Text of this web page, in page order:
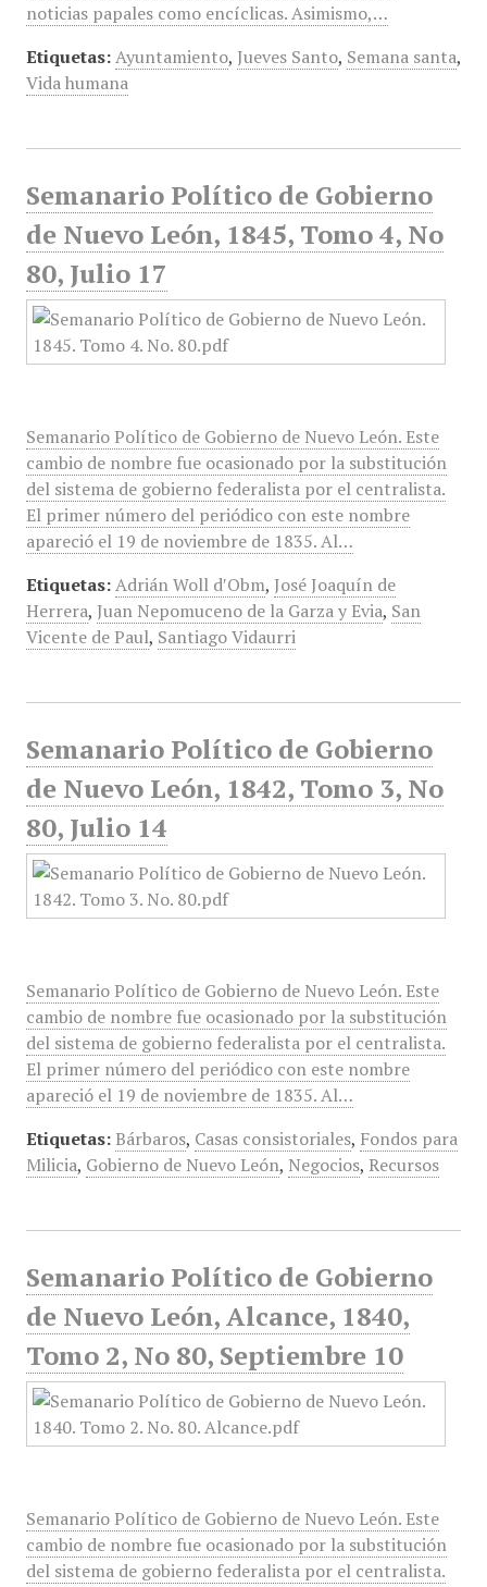
noticias papales como encíclicas. Asimismo,…
Etiquetas: Ayuntamiento, Jueves Santo, Semana santa,
Vida humana
Semanario Político de Gobierno
de Nuevo León, 1845, Tomo 4, No
80, Julio 17
Semanario Político de Gobierno de Nuevo León. Este
cambio de nombre fue ocasionado por la substitución
del sistema de gobierno federalista por el centralista.
El primer número del periódico con este nombre
apareció el 19 de noviembre de 1835. Al…
Etiquetas: Adrián Woll d′Obm​, José Joaquín de
Herrera, Juan Nepomuceno de la Garza y Evia, San
Vicente de Paul, Santiago Vidaurri
Semanario Político de Gobierno
de Nuevo León, 1842, Tomo 3, No
80, Julio 14
Semanario Político de Gobierno de Nuevo León. Este
cambio de nombre fue ocasionado por la substitución
del sistema de gobierno federalista por el centralista.
El primer número del periódico con este nombre
apareció el 19 de noviembre de 1835. Al…
Etiquetas: Bárbaros, Casas consistoriales, Fondos para
Milicia, Gobierno de Nuevo León, Negocios, Recursos
Semanario Político de Gobierno
de Nuevo León, Alcance, 1840,
Tomo 2, No 80, Septiembre 10
Semanario Político de Gobierno de Nuevo León. Este
cambio de nombre fue ocasionado por la substitución
del sistema de gobierno federalista por el centralista.